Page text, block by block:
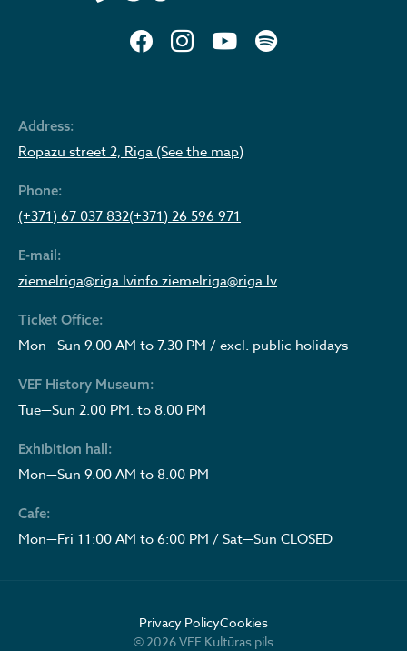
Address:
Ropazu street 2, Riga (See the map)
Phone:
(+371) 67 037 832(+371) 26 596 971
E-mail:
ziemelriga@riga.lvinfo.ziemelriga@riga.lv
Ticket Office:
Mon—Sun 9.00 AM to 7.30 PM / excl. public holidays
VEF History Museum:
Tue—Sun 2.00 PM. to 8.00 PM
Exhibition hall:
Mon—Sun 9.00 AM to 8.00 PM
Cafe:
Mon—Fri 11:00 AM to 6:00 PM / Sat—Sun CLOSED
Privacy PolicyCookies
© 2026 VEF Kultūras pils